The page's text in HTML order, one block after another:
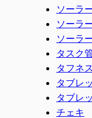
ソーラ
ソーラ
ソーラ
タスク
タフネス
タブレ
タブレ
チェキ